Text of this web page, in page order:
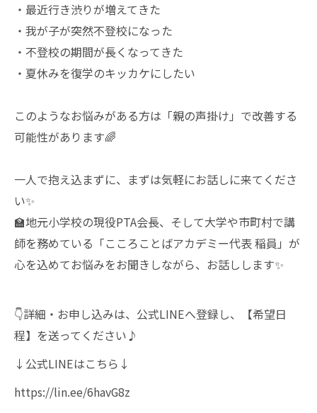
・最近行き渋りが増えてきた
・我が子が突然不登校になった
・不登校の期間が長くなってきた
・夏休みを復学のキッカケにしたい
このようなお悩みがある方は「親の声掛け」で改善する
可能性があります🌈
一人で抱え込まずに、まずは気軽にお話しに来てくださ
い✨
🏫地元小学校の現役PTA会長、そして大学や市町村で講
師を務めている「こころことばアカデミー代表 稲員」が
心を込めてお悩みをお聞きしながら、お話しします✨
👇詳細・お申し込みは、公式LINEへ登録し、【希望日
程】を送ってください♪
↓公式LINEはこちら↓
https://lin.ee/6havG8z